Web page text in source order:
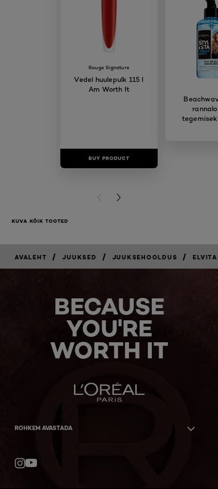
Rouge Signature
Vedel huulepulk 115 I
Am Worth It
BUY PRODUCT
PREVIOUS CARD
NEXT CARD
KUVA KÕIK TOOTED
AVALEHT / JUUKSED / JUUKSEHOOLDUS /
BECAUSE
YOU'RE
WORTH IT
ROHKEM AVASTADA